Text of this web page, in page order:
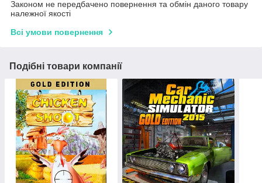
Законом не передбачено повернення та обмін даного товару
належної якості
Всі умови повернення
Подібні товари компанії